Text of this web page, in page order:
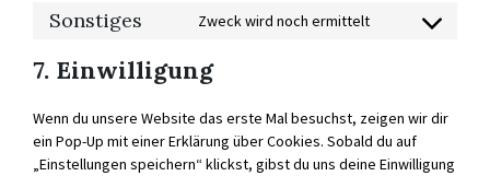
SERVICE
TWITTER
Sonstiges Zweck wird noch ermittelt
CONSENT
7. Einwilligung
Wenn du unsere Website das erste Mal besuchst, zeigen wir dir
ein Pop-Up mit einer Erklärung über Cookies. Sobald du auf
„Einstellungen speichern“ klickst, gibst du uns deine Einwilligung